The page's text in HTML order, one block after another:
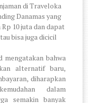
di Traveloka
Danamas yang
10 juta dan dapat
bisa juga dicicil
mengatakan bahwa
alternatif baru,
diharapkan
dalam
semakin banyak